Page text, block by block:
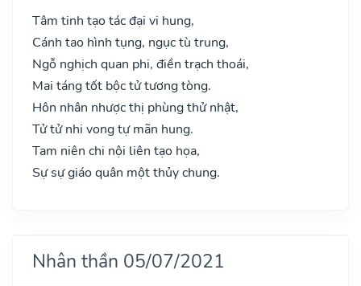
Tâm tinh tạo tác đại vi hung,
Cánh tao hình tụng, ngục tù trung,
Ngỗ nghịch quan phi, điền trạch thoái,
Mai táng tốt bộc tử tương tòng.
Hôn nhân nhược thị phùng thử nhật,
Tử tử nhi vong tự mãn hung.
Tam niên chi nội liên tạo họa,
Sự sự giáo quân một thủy chung.
Nhân thần 05/07/2021